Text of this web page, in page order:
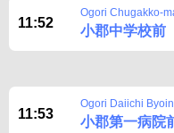
11:52
Ogori Chugakko-
小郡中学校前
11:53
Ogori Daiichi
小郡第一病院